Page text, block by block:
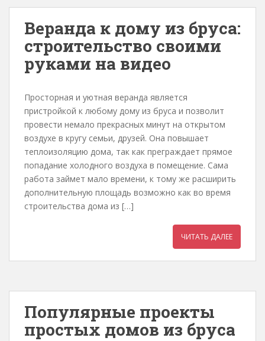
Веранда к дому из бруса:
строительство своими
руками на видео
Просторная и уютная веранда является
пристройкой к любому дому из бруса и позволит
провести немало прекрасных минут на открытом
воздухе в кругу семьи, друзей. Она повышает
теплоизоляцию дома, так как преграждает прямое
попадание холодного воздуха в помещение. Сама
работа займет мало времени, к тому же расширить
дополнительную площадь возможно как во время
строительства дома из […]
ЧИТАТЬ ДАЛЕЕ
Популярные проекты
простых домов из бруса